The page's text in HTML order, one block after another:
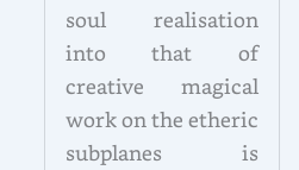
soul realisation
into that of
creative magical
work on the etheric
subplanes is